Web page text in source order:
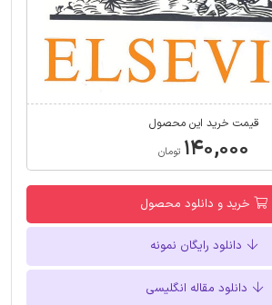
قیمت خرید این محصول
۱۴۰,۰۰۰ تومان
خرید و دانلود محصول
دانلود رایگان نمونه
دانلود مقاله انگلیسی